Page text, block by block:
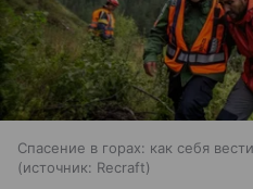
Спасение в горах: как себя
источник: Recraft